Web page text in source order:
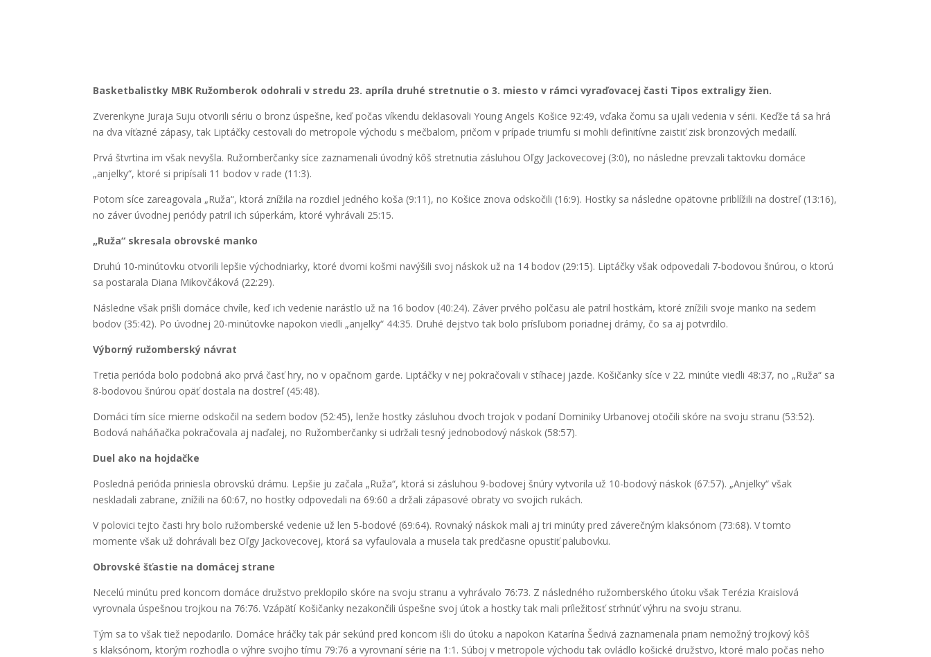
Basketbalistky MBK Ružomberok odohrali v stredu 23. apríla druhé stretnutie o 3. miesto v rámci vyraďovacej časti Tipos extraligy žien.
Zverenkyne Juraja Suju otvorili sériu o bronz úspešne, keď počas víkendu deklasovali Young Angels Košice 92:49, vďaka čomu sa ujali vedenia v sérii. Keďže tá sa hrá
na dva víťazné zápasy, tak Liptáčky cestovali do metropole východu s mečbalom, pričom v prípade triumfu si mohli definitívne zaistiť zisk bronzových medailí.
Prvá štvrtina im však nevyšla. Ružomberčanky síce zaznamenali úvodný kôš stretnutia zásluhou Oľgy Jackovecovej (3:0), no následne prevzali taktovku domáce
„anjelky“, ktoré si pripísali 11 bodov v rade (11:3).
Potom síce zareagovala „Ruža“, ktorá znížila na rozdiel jedného koša (9:11), no Košice znova odskočili (16:9). Hostky sa následne opätovne priblížili na dostreľ (13:16),
no záver úvodnej periódy patril ich súperkám, ktoré vyhrávali 25:15.
„Ruža“ skresala obrovské manko
Druhú 10-minútovku otvorili lepšie východniarky, ktoré dvomi košmi navýšili svoj náskok už na 14 bodov (29:15). Liptáčky však odpovedali 7-bodovou šnúrou, o ktorú
sa postarala Diana Mikovčáková (22:29).
Následne však prišli domáce chvíle, keď ich vedenie narástlo už na 16 bodov (40:24). Záver prvého polčasu ale patril hostkám, ktoré znížili svoje manko na sedem
bodov (35:42). Po úvodnej 20-minútovke napokon viedli „anjelky“ 44:35. Druhé dejstvo tak bolo prísľubom poriadnej drámy, čo sa aj potvrdilo.
Výborný ružomberský návrat
Tretia perióda bolo podobná ako prvá časť hry, no v opačnom garde. Liptáčky v nej pokračovali v stíhacej jazde. Košičanky síce v 22. minúte viedli 48:37, no „Ruža“ sa
8-bodovou šnúrou opäť dostala na dostreľ (45:48).
Domáci tím síce mierne odskočil na sedem bodov (52:45), lenže hostky zásluhou dvoch trojok v podaní Dominiky Urbanovej otočili skóre na svoju stranu (53:52).
Bodová naháňačka pokračovala aj naďalej, no Ružomberčanky si udržali tesný jednobodový náskok (58:57).
Duel ako na hojdačke
Posledná perióda priniesla obrovskú drámu. Lepšie ju začala „Ruža“, ktorá si zásluhou 9-bodovej šnúry vytvorila už 10-bodový náskok (67:57). „Anjelky“ však
neskladali zabrane, znížili na 60:67, no hostky odpovedali na 69:60 a držali zápasové obraty vo svojich rukách.
V polovici tejto časti hry bolo ružomberské vedenie už len 5-bodové (69:64). Rovnaký náskok mali aj tri minúty pred záverečným klaksónom (73:68). V tomto
momente však už dohrávali bez Oľgy Jackovecovej, ktorá sa vyfaulovala a musela tak predčasne opustiť palubovku.
Obrovské šťastie na domácej strane
Necelú minútu pred koncom domáce družstvo preklopilo skóre na svoju stranu a vyhrávalo 76:73. Z následného ružomberského útoku však Terézia Kraislová
vyrovnala úspešnou trojkou na 76:76. Vzápätí Košičanky nezakončili úspešne svoj útok a hostky tak mali príležitosť strhnúť výhru na svoju stranu.
Tým sa to však tiež nepodarilo. Domáce hráčky tak pár sekúnd pred koncom išli do útoku a napokon Katarína Šedivá zaznamenala priam nemožný trojkový kôš
s klaksónom, ktorým rozhodla o výhre svojho tímu 79:76 a vyrovnaní série na 1:1. Súboj v metropole východu tak ovládlo košické družstvo, ktoré malo počas neho